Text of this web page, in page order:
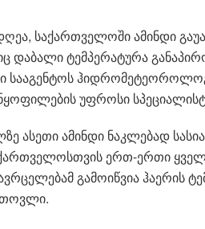
სა­ქარ­თვე­ლო­ში ამინ­დი
და­ბა­ლი ტემ­პე­რა­ტუ­რა
უფ­რო­სი
ასე­თი ამინ­დი ნაკ­ლე­ბად
ერთ-ერთი
გა­მო­იწ­ვია
თოვ­ლი.